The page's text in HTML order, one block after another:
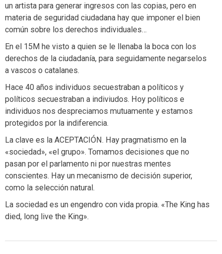
un artista para generar ingresos con las copias, pero en
materia de seguridad ciudadana hay que imponer el bien
común sobre los derechos individuales…
En el 15M he visto a quien se le llenaba la boca con los
derechos de la ciudadanía, para seguidamente negarselos
a vascos o catalanes.
Hace 40 años individuos secuestraban a políticos y
políticos secuestraban a indiviudos. Hoy políticos e
individuos nos despreciamos mutuamente y estamos
protegidos por la indiferencia.
La clave es la ACEPTACIÓN. Hay pragmatismo en la
«sociedad», «el grupo». Tomamos decisiones que no
pasan por el parlamento ni por nuestras mentes
conscientes. Hay un mecanismo de decisión superior,
como la selección natural.
La sociedad es un engendro con vida propia. «The King has
died, long live the King».